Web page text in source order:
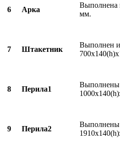
6 Арка
Выполнена
мм.
7 Штакетник
Выполнен
8 Перила1
Выполнены
9 Перила2
Выполнены